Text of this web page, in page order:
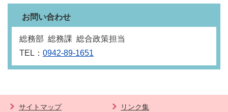
お問い合わせ
総務部 総務課 総合政策担当
TEL： 0942-89-1651
サイトマップ
リンク集